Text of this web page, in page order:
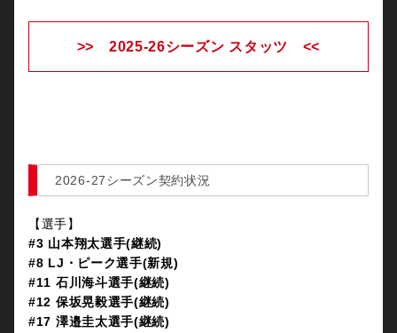
>> 2025-26シーズン スタッツ <<
2026-27シーズン契約状況
【選手】
#3 山本翔太選手(継続)
#8 LJ・ピーク選手(新規)
#11 石川海斗選手(継続)
#12 保坂晃毅選手(継続)
#17 澤邉圭太選手(継続)